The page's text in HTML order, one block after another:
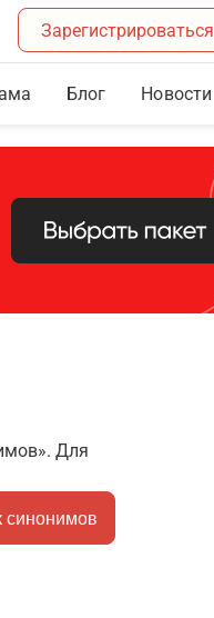
Зарегистрироваться
Блог Новости
Для
синонимов